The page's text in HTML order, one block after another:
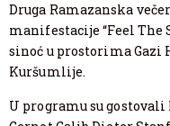
Druga Ramazanska
manifestacije “Feel The
sinoć u prostorima Gazi
Kuršumlije.
U programu su